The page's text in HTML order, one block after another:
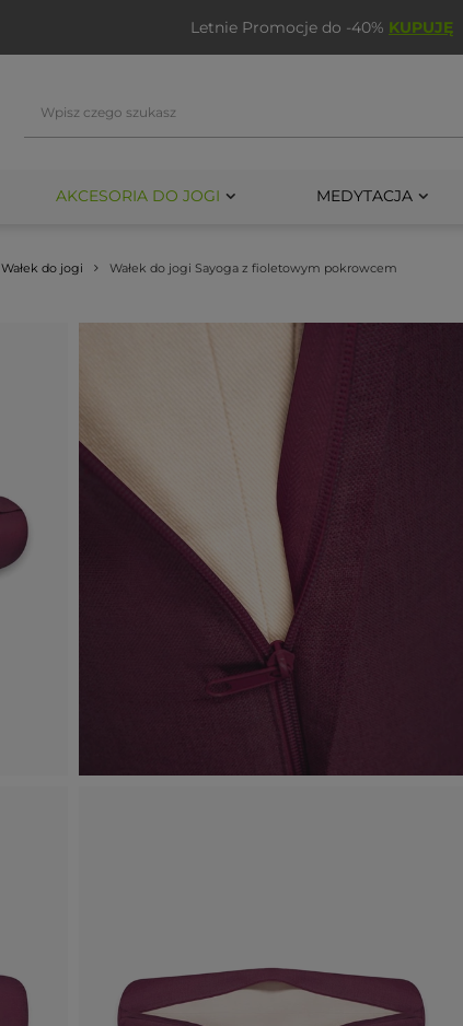
Letnie Promocje do -40% KUPUJĘ
AKCESORIA DO JOGI MEDYTACJA
Wałek do jogi Wałek do jogi Sayoga z fioletowym pokrowcem